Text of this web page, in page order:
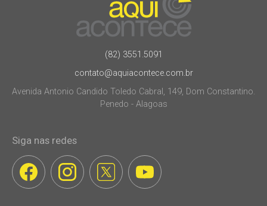
(82) 3551.5091
contato@aquiacontece.com.br
Avenida Antonio Candido Toledo Cabral, 149, Dom Constantino.
Penedo - Alagoas
Siga nas redes